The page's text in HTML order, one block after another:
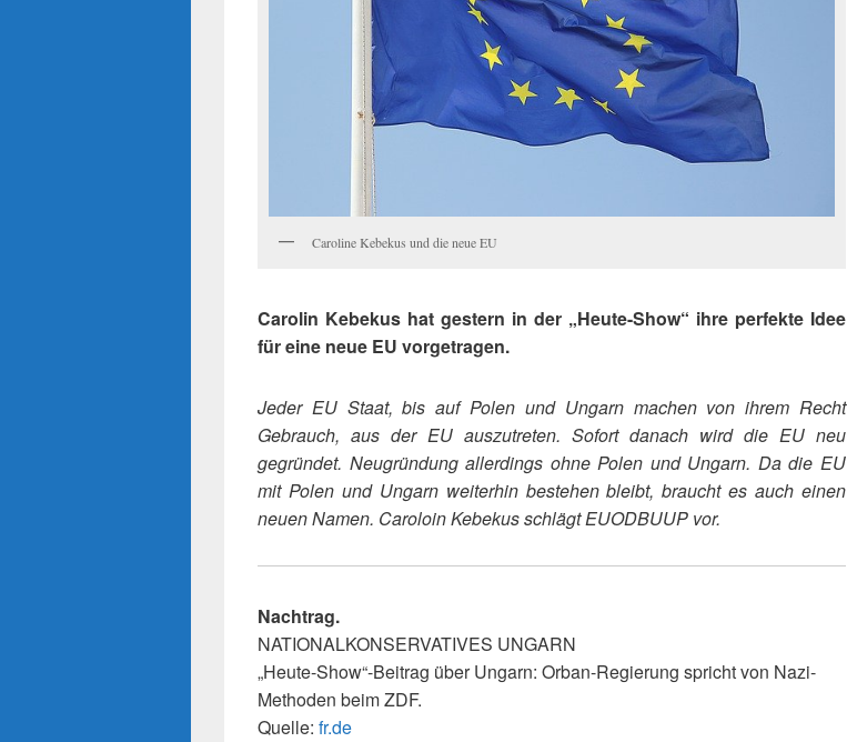
Caroline Kebekus und die neue EU
Carolin Kebekus hat gestern in der „Heute-Show“ ihre perfekte Idee
für eine neue EU vorgetragen.
Jeder EU Staat, bis auf Polen und Ungarn machen von ihrem Recht
Gebrauch, aus der EU auszutreten. Sofort danach wird die EU neu
gegründet. Neugründung allerdings ohne Polen und Ungarn. Da die EU
mit Polen und Ungarn weiterhin bestehen bleibt, braucht es auch einen
neuen Namen. Caroloin Kebekus schlägt EUODBUUP vor.
Nachtrag.
NATIONALKONSERVATIVES UNGARN
„Heute-Show“-Beitrag über Ungarn: Orban-Regierung spricht von Nazi-
Methoden beim ZDF.
Quelle: fr.de